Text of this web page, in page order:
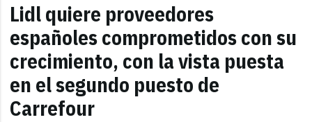
Lidl quiere proveedores
españoles comprometidos con su
crecimiento, con la vista puesta
en el segundo puesto de
Carrefour